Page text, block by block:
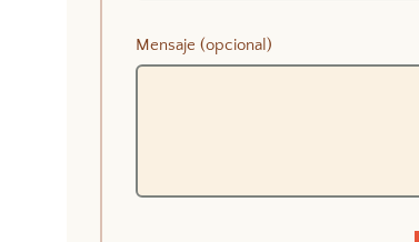
Mensaje (opcional)